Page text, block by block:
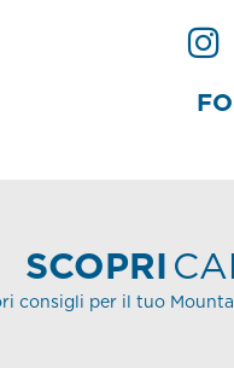
SCOPRI
consigli per il tuo